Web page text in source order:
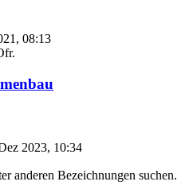
08:13
2023, 10:34
anderen Bezeichnungen suchen.